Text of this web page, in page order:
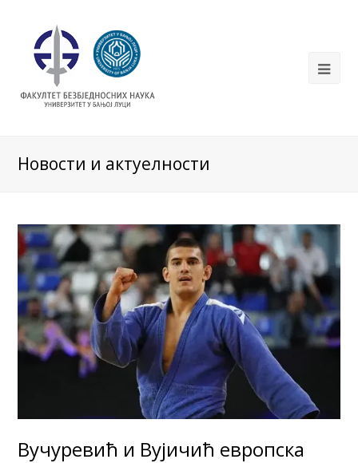
Новости и актуелности
Вучуревић и Вујичић европска